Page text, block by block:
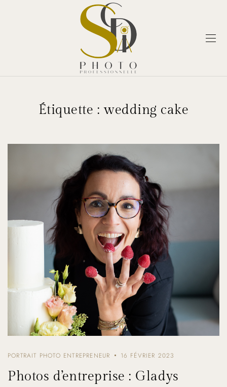
Étiquette :wedding cake
PORTRAIT PHOTO ENTREPRENEUR 16 FÉVRIER 2023
Photos d’entreprise : Gladys